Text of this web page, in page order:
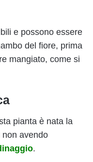
e possono essere
del fiore, prima
mangiato, come si
pianta è nata la
avendo
.